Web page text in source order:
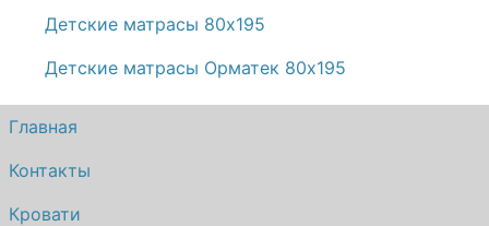
Детские матрасы 80х195
Детские матрасы Орматек 80х195
Главная
Контакты
Кровати